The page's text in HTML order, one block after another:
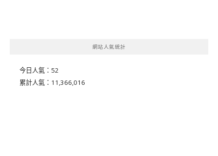
網站人氣統計
今日人氣： 52
累計人氣： 11,366,016